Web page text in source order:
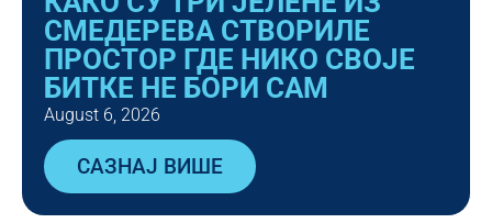
СМЕДЕРЕВА СТВОРИЛЕ
ПРОСТОР ГДЕ НИКО СВОЈЕ
БИТКЕ НЕ БОРИ САМ
August 6, 2026
САЗНАЈ ВИШЕ